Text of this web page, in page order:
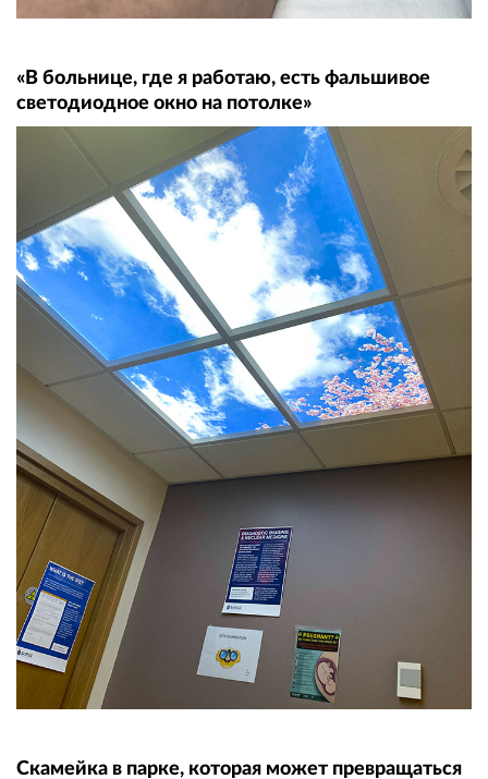
«В больнице, где я работаю, есть фальшивое
светодиодное окно на потолке»
Скамейка в парке, которая может превращаться